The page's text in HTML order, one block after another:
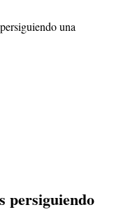
persiguiendo